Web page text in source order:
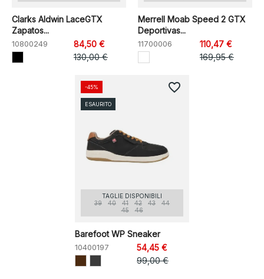
Clarks Aldwin LaceGTX
Zapatos...
10800249
84,50 €
130,00 €
Merrell Moab Speed 2 GTX
Deportivas...
11700006
110,47 €
169,95 €
TAGLIE DISPONIBILI
39
40 41 42 43
44
45
46
Barefoot WP Sneaker
10400197
54,45 €
99,00 €
-45%
ESAURITO
favorite_border